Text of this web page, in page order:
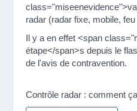
radar (radar fixe, mobile,
Il y a en effet <span
étape</span>s depuis le
de l'avis de contravention.
Contrôle radar : comment